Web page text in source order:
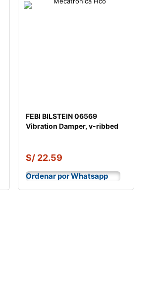
FEBI BILSTEIN 06569
Vibration Damper, v-ribbed
S/22.59
Ordenar por Whatsapp